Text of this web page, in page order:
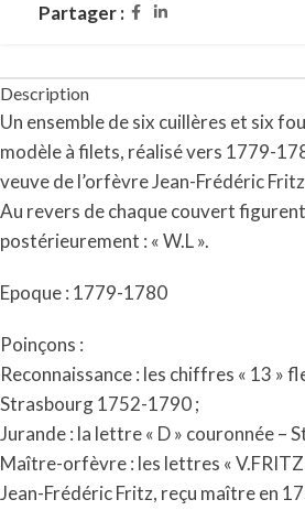
Partager :
Description
Un ensemble de six cuillères et six
modèle à filets, réalisé vers 1779-
veuve de l’orfèvre Jean-Frédéric
Au revers de chaque couvert
postérieurement : « W.L ».
Epoque : 1779-1780
Poinçons :
Reconnaissance : les chiffres « 13 »
Strasbourg 1752-1790 ;
Jurande : la lettre « D » couronnée –
Maître-orfèvre : les lettres « V.FRITZ
Jean-Frédéric Fritz, reçu maître en